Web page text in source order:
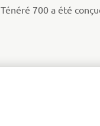
Ténéré 700 a été